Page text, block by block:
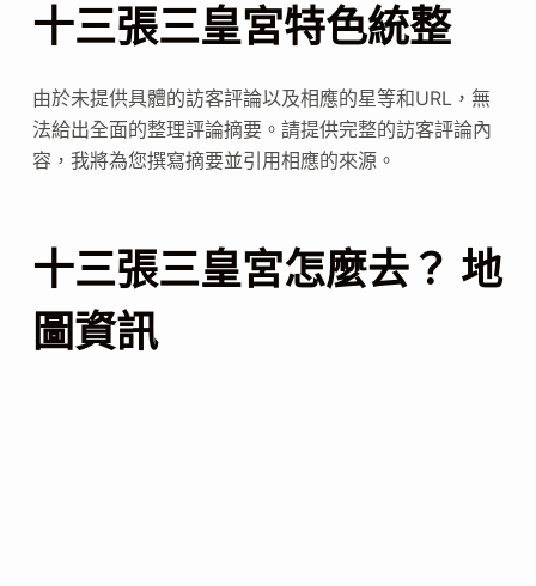
十三張三皇宮特色統整
由於未提供具體的訪客評論以及相應的星等和URL，無
法給出全面的整理評論摘要。請提供完整的訪客評論內
容，我將為您撰寫摘要並引用相應的來源。
十三張三皇宮怎麼去？ 地
圖資訊